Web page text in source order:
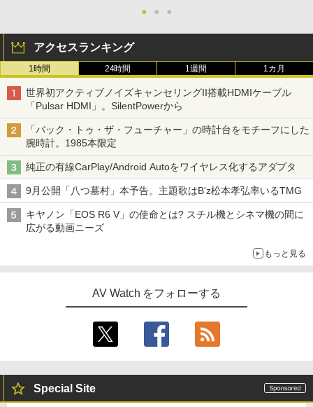
● ● ●
アクセスランキング
1時間 24時間 1週間 1カ月
世界初アクティブノイズキャンセリングII搭載HDMIケーブル
「Pulsar HDMI」。SilentPowerから
「バック・トゥ・ザ・フューチャー」の時計台をモチーフにした
腕時計。1985本限定
純正の有線CarPlay/Android Autoをワイヤレス化するアダプタ
9月公開「八つ墓村」本予告。主題歌はB'z松本孝弘率いるTMG
キヤノン「EOS R6 V」の使命とは? スチル機とシネマ機の間に
広がる動画ニーズ
もっと見る
AV Watch をフォローする
Special Site